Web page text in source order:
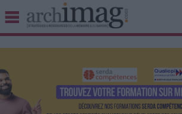
BIBLIOTHÈQUE ÉDITION
UNIVERS DATA
TRAVAIL COLLABORATIF